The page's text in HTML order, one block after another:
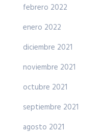
febrero 2022
enero 2022
diciembre 2021
noviembre 2021
octubre 2021
septiembre 2021
agosto 2021